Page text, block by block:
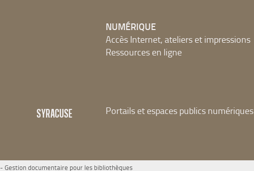
NUMÉRIQUE
Accès Internet, ateliers et impressions
Ressources en ligne
SYRACUSE Portails et espaces publics numériques
- Gestion documentaire pour les bibliothèques